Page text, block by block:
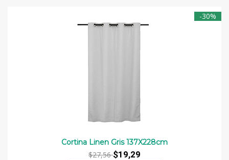
-30%
Cortina Linen Gris 137X228cm
$27,56$19,29